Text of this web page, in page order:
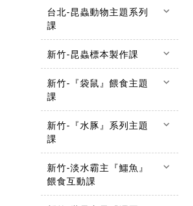
台北-昆蟲動物主題系列
課
keyboard_arrow_down
新竹-昆蟲標本製作課 keyboard_arrow_down
新竹-『袋鼠』餵食主題
課
keyboard_arrow_down
新竹-『水豚』系列主題
課
keyboard_arrow_down
新竹-淡水霸主『鱷魚』
餵食互動課
keyboard_arrow_down